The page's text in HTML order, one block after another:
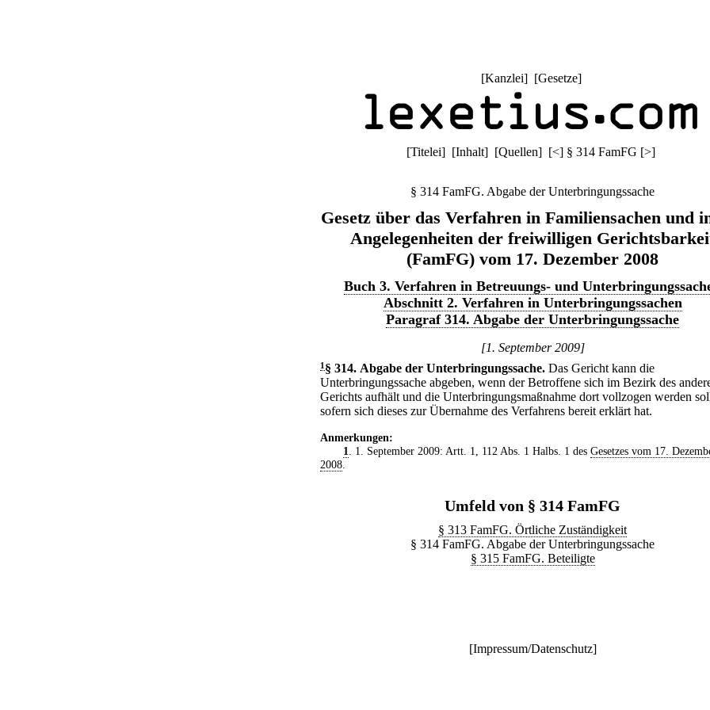
[Kanzlei] [Gesetze]
[Titelei] [Inhalt] [Quellen] [<] § 314 FamFG [>]
§ 314 FamFG. Abgabe der Unterbringungssache
Gesetz über das Verfahren in Familiensachen und
Angelegenheiten der freiwilligen
(FamFG) vom 17. Dezember 2008
Buch 3. Verfahren in Betreuungs- und
Abschnitt 2. Verfahren in Unterbringungssachen
Paragraf 314. Abgabe der Unterbringungssache
[1. September 2009]
1 § 314. Abgabe der Unterbringungssache. Das Gericht kann die
Unterbringungssache abgeben, wenn der Betroffene sich im Bezirk des
Gerichts aufhält und die Unterbringungsmaßnahme dort vollzogen werden
sofern sich dieses zur Übernahme des Verfahrens bereit erklärt hat.
Anmerkungen:
1
. 1. September 2009: Artt. 1, 112 Abs. 1 Halbs. 1 des Gesetzes vom 17.
2008
Umfeld von § 314 FamFG
§ 313 FamFG. Örtliche Zuständigkeit
§ 314 FamFG. Abgabe der Unterbringungssache
§ 315 FamFG. Beteiligte
[Impressum/Datenschutz]